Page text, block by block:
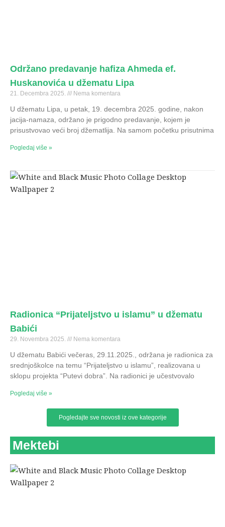
Održano predavanje hafiza Ahmeda ef.
Huskanovića u džematu Lipa
21. Decembra 2025. Nema komentara
U džematu Lipa, u petak, 19. decembra 2025. godine, nakon
jacija-namaza, održano je prigodno predavanje, kojem je
prisustvovao veći broj džematlija. Na samom početku prisutnima
Pogledaj više »
Radionica “Prijateljstvo u islamu” u džematu
Babići
29. Novembra 2025. Nema komentara
U džematu Babići večeras, 29.11.2025., održana je radionica za
srednjoškolce na temu “Prijateljstvo u islamu”, realizovana u
sklopu projekta “Putevi dobra”. Na radionici je učestvovalo
Pogledaj više »
Pogledajte sve novosti iz ove kategorije
Mektebi